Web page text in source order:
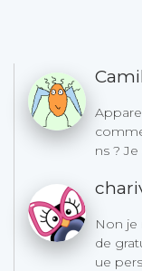
ns ?
Non je
de
ue